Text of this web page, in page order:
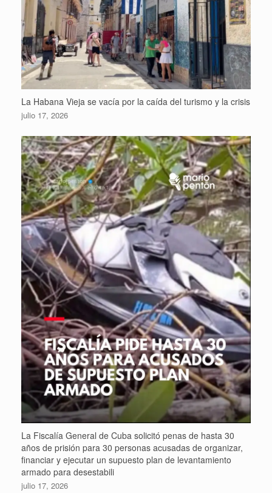
La Habana Vieja se vacía por la caída del turismo y la crisis
julio 17, 2026
La Fiscalía General de Cuba solicitó penas de hasta 30
años de prisión para 30 personas acusadas de organizar,
financiar y ejecutar un supuesto plan de levantamiento
armado para desestabili
julio 17, 2026